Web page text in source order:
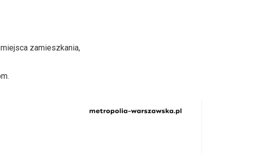
zamieszkania,